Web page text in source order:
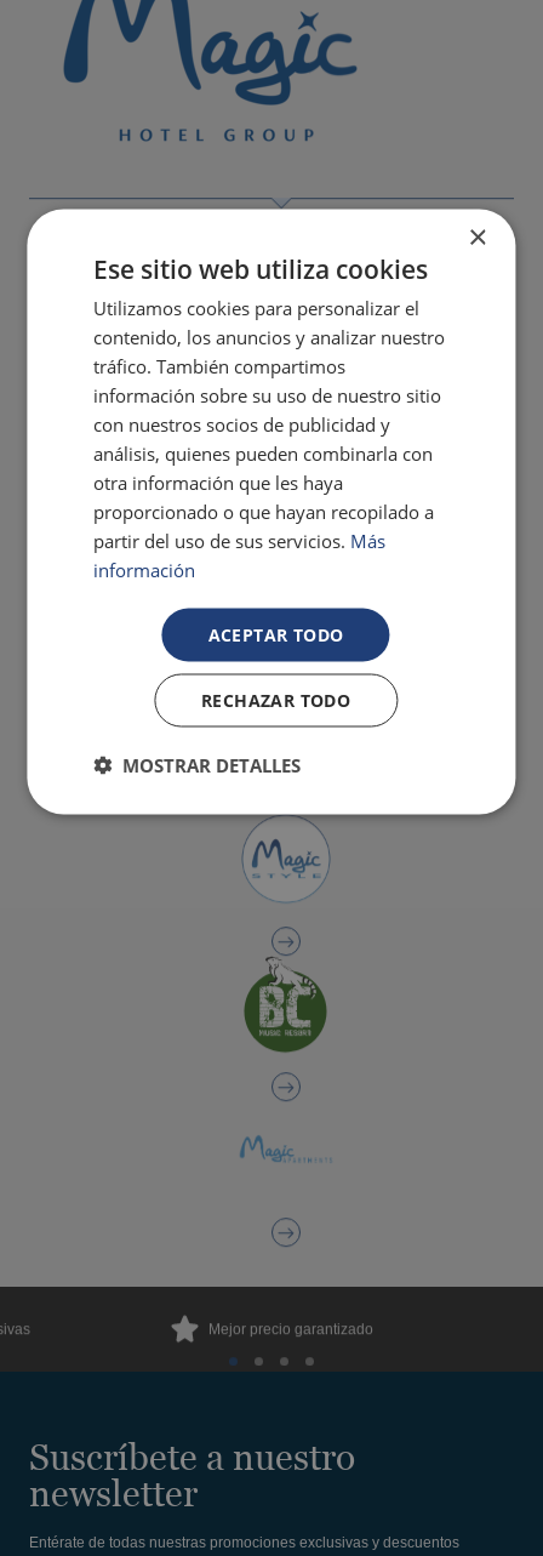
Mejor precio garantizado
Suscríbete a nuestro
newsletter
Entérate de todas nuestras promociones exclusivas y descuentos
×
Ese sitio web utiliza cookies
Utilizamos cookies para personalizar el
contenido, los anuncios y analizar nuestro
tráfico. También compartimos
información sobre su uso de nuestro sitio
con nuestros socios de publicidad y
análisis, quienes pueden combinarla con
otra información que les haya
proporcionado o que hayan recopilado a
partir del uso de sus servicios. Más
información
ACEPTAR TODO
RECHAZAR TODO
MOSTRAR DETALLES